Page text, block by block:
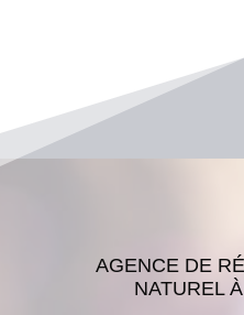
AGENCE DE
NATUREL